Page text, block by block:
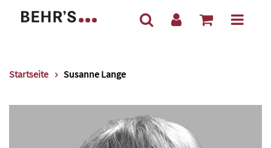
Startseite Susanne Lange